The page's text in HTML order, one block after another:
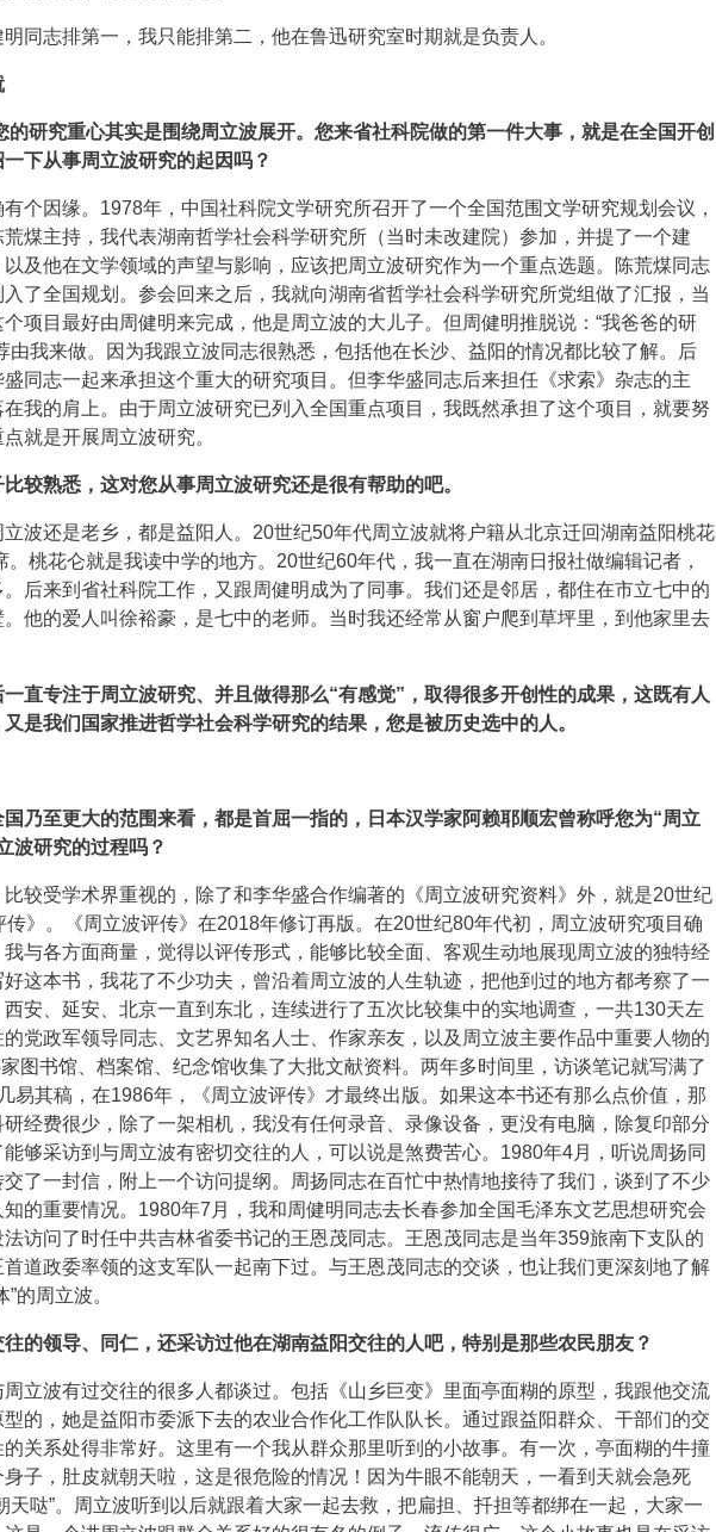
同志排第一，我只能排第二，他在鲁迅研究室时期就是负责人。
研究重心其实是围绕周立波展开。您来省社科院做的第一件大事，就是在全国开创
下从事周立波研究的起因吗？
个因缘。1978年，中国社科院文学研究所召开了一个全国范围文学研究规划会议，
煤主持，我代表湖南哲学社会科学研究所（当时未改建院）参加，并提了一个建
及他在文学领域的声望与影响，应该把周立波研究作为一个重点选题。陈荒煤同志
了全国规划。参会回来之后，我就向湖南省哲学社会科学研究所党组做了汇报，当
项目最好由周健明来完成，他是周立波的大儿子。但周健明推脱说：“我爸爸的研
由我来做。因为我跟立波同志很熟悉，包括他在长沙、益阳的情况都比较了解。后
同志一起来承担这个重大的研究项目。但李华盛同志后来担任《求索》杂志的主
我的肩上。由于周立波研究已列入全国重点项目，我既然承担了这个项目，就要努
就是开展周立波研究。
较熟悉，这对您从事周立波研究还是很有帮助的吧。
波还是老乡，都是益阳人。20世纪50年代周立波就将户籍从北京迁回湖南益阳桃花
桃花仑就是我读中学的地方。20世纪60年代，我一直在湖南日报社做编辑记者，
后来到省社科院工作，又跟周健明成为了同事。我们还是邻居，都住在市立七中的
他的爱人叫徐裕豪，是七中的老师。当时我还经常从窗户爬到草坪里，到他家里去
直专注于周立波研究、并且做得那么“有感觉”，取得很多开创性的成果，这既有人
是我们国家推进哲学社会科学研究的结果，您是被历史选中的人。
乃至更大的范围来看，都是首屈一指的，日本汉学家阿赖耶顺宏曾称呼您为“周立
波研究的过程吗？
较受学术界重视的，除了和李华盛合作编著的《周立波研究资料》外，就是20世纪
》。《周立波评传》在2018年修订再版。在20世纪80年代初，周立波研究项目确
与各方面商量，觉得以评传形式，能够比较全面、客观生动地展现周立波的独特经
这本书，我花了不少功夫，曾沿着周立波的人生轨迹，把他到过的地方都考察了一
安、延安、北京一直到东北，连续进行了五次比较集中的实地调查，一共130天左
党政军领导同志、文艺界知名人士、作家亲友，以及周立波主要作品中重要人物的
图书馆、档案馆、纪念馆收集了大批文献资料。两年多时间里，访谈笔记就写满了
易其稿，在1986年，《周立波评传》才最终出版。如果这本书还有那么点价值，那
经费很少，除了一架相机，我没有任何录音、录像设备，更没有电脑，除复印部分
够采访到与周立波有密切交往的人，可以说是煞费苦心。1980年4月，听说周扬同
了一封信，附上一个访问提纲。周扬同志在百忙中热情地接待了我们，谈到了不少
的重要情况。1980年7月，我和周健明同志去长春参加全国毛泽东文艺思想研究会
访问了时任中共吉林省委书记的王恩茂同志。王恩茂同志是当年359旅南下支队的
道政委率领的这支军队一起南下过。与王恩茂同志的交谈，也让我们更深刻地了解
的周立波。
的领导、同仁，还采访过他在湖南益阳交往的人吧，特别是那些农民朋友？
立波有过交往的很多人都谈过。包括《山乡巨变》里面亭面糊的原型，我跟他交流
的，她是益阳市委派下去的农业合作化工作队队长。通过跟益阳群众、干部们的交
关系处得非常好。这里有一个我从群众那里听到的小故事。有一次，亭面糊的牛撞
子，肚皮就朝天啦，这是很危险的情况！因为牛眼不能朝天，一看到天就会急死
天哒”。周立波听到以后就跟着大家一起去救，把扁担、扦担等都绑在一起，大家一